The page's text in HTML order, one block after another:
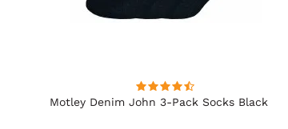
Motley Denim John 3-Pack Socks Black